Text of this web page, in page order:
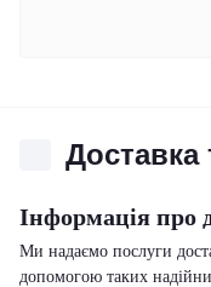
Доставка
Інформація про
Ми надаємо послуги
допомогою таких